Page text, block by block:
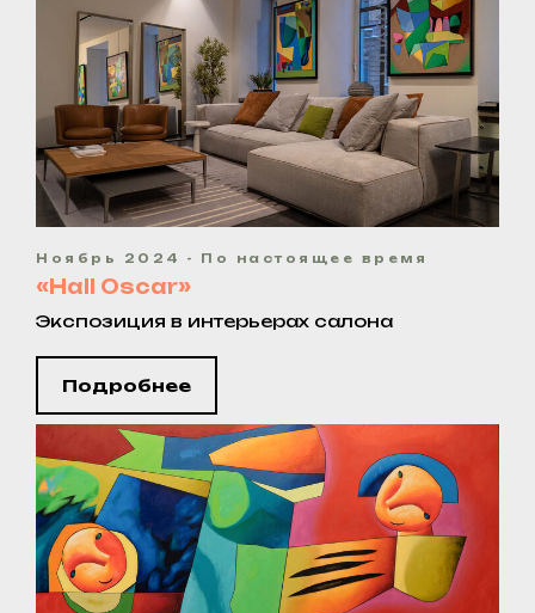
Ноябрь 2024 - По настоящее время
«Hall Oscar»
Экспозиция в интерьерах салона
Подробнее